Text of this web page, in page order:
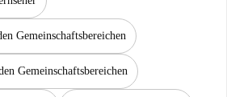
Gemeinschaftsbereichen
Gemeinschaftsbereichen